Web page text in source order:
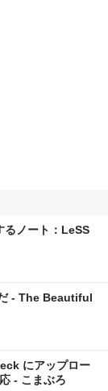
るノート：LeSS
- The Beautiful
にアップロー
- こまぶろ